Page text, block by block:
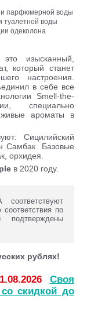
парфюмерной воды
туалетной воды
одеколона
изысканный,
который станет
настроения.
в себе все
Smell-the-
специально
живые ароматы в
Сицилийский
Самбак. Базовые
орхидея.
в 2020 году.
по
рублях!
Своя
скидкой до